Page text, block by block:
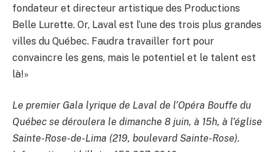
fondateur et directeur artistique des Productions
Belle Lurette. Or, Laval est l’une des trois plus grandes
villes du Québec. Faudra travailler fort pour
convaincre les gens, mais le potentiel et le talent est
là!»
Le premier Gala lyrique de Laval de l’Opéra Bouffe du
Québec se déroulera le dimanche 8 juin, à 15h, à l’église
Sainte-Rose-de-Lima (219, boulevard Sainte-Rose).